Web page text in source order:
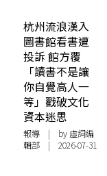
杭州流浪漢入
圖書館看書遭
投訴 館方覆
「讀書不是讓
你自覺高人一
等」戳破文化
資本迷思
報導 | by 虛詞編
輯部 | 2026-07-31